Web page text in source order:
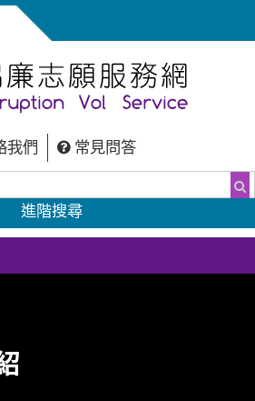
我們 常見問答
搜
進階搜尋